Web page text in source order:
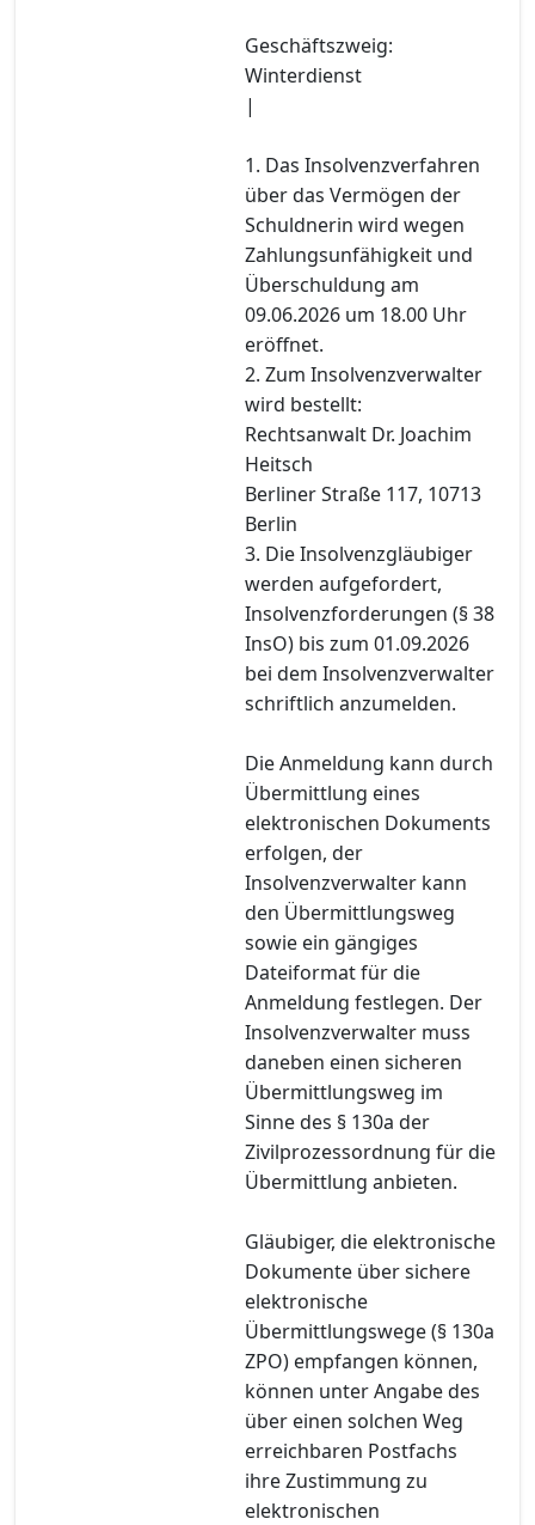
Geschäftszweig:
Winterdienst
|
1. Das Insolvenzverfahren
über das Vermögen der
Schuldnerin wird wegen
Zahlungsunfähigkeit und
Überschuldung am
09.06.2026 um 18.00 Uhr
eröffnet.
2. Zum Insolvenzverwalter
wird bestellt:
Rechtsanwalt Dr. Joachim
Heitsch
Berliner Straße 117, 10713
Berlin
3. Die Insolvenzgläubiger
werden aufgefordert,
Insolvenzforderungen (§ 38
InsO) bis zum 01.09.2026
bei dem Insolvenzverwalter
schriftlich anzumelden.
Die Anmeldung kann durch
Übermittlung eines
elektronischen Dokuments
erfolgen, der
Insolvenzverwalter kann
den Übermittlungsweg
sowie ein gängiges
Dateiformat für die
Anmeldung festlegen. Der
Insolvenzverwalter muss
daneben einen sicheren
Übermittlungsweg im
Sinne des § 130a der
Zivilprozessordnung für die
Übermittlung anbieten.
Gläubiger, die elektronische
Dokumente über sichere
elektronische
Übermittlungswege (§ 130a
ZPO) empfangen können,
können unter Angabe des
über einen solchen Weg
erreichbaren Postfachs
ihre Zustimmung zu
elektronischen